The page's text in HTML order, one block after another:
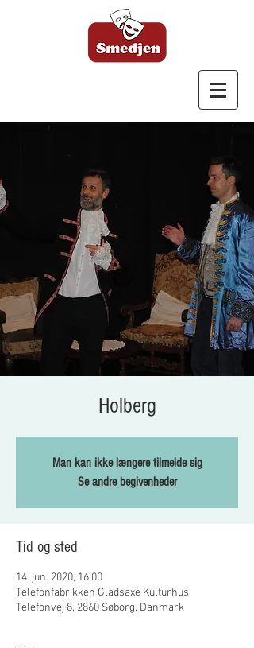
Scene
Holberg
Man kan ikke længere tilmelde sig
Se andre begivenheder
Tid og sted
14. jun. 2020, 16.00
Telefonfabrikken Gladsaxe Kulturhus,
Telefonvej 8, 2860 Søborg, Danmark